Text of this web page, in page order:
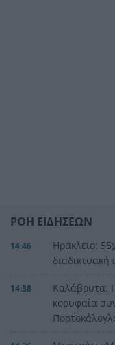
ΡΟΗ ΕΙΔΗΣΕΩΝ
14:46
Ηράκλειο:
διαδικτυακή
14:38
Καλάβρυτα:
κορυφαία